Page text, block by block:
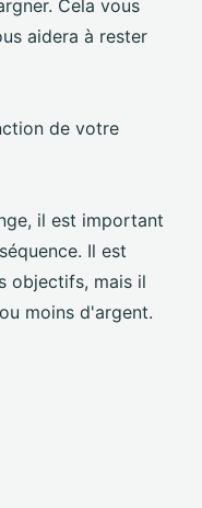
Cela vous
aidera à rester
de votre
il est important
Il est
objectifs, mais il
moins d'argent.